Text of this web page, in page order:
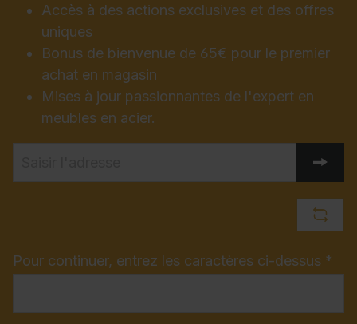
Accès à des actions exclusives et des offres
uniques
Bonus de bienvenue de 65€ pour le premier
achat en magasin
Mises à jour passionnantes de l'expert en
meubles en acier.
Pour continuer, entrez les caractères ci-dessus *